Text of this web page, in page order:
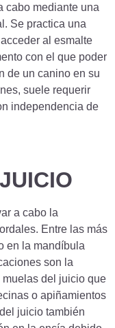
cabo mediante una
Se practica una
al esmalte
con el que poder
de un canino en su
suele requerir
independencia de
a cabo la
Entre las más
en la mandíbula
son la
del juicio que
o apiñamientos
juicio también